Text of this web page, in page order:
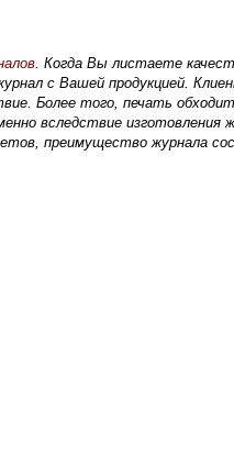
. Когда Вы листаете
с Вашей продукцией.
Более того, печать
вследствие изготовления
преимущество журнала